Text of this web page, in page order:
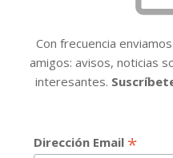
Con frecuencia
amigos: avisos, noticias
interesantes.
Dirección Email *